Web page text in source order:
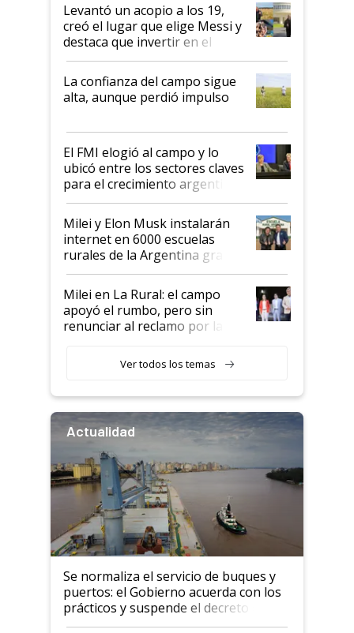
Levantó un acopio a los 19,
creó el lugar que elige Messi y
destaca que invertir en el
kirchnerismo era como "darle
plata a un hijo para droga":
Juan Félix Rossetti, el libertario
que de una dura crisis salió
de Milei
La confianza del campo sigue
alta, aunque perdió impulso
El FMI elogió al campo y lo
ubicó entre los sectores claves
para el crecimiento argentino
Milei y Elon Musk instalarán
internet en 6000 escuelas
rurales de la Argentina gracias
a un acuerdo con Starlink
Milei en La Rural: el campo
apoyó el rumbo, pero sin
renunciar al reclamo por las
Ver todos los temas
Actualidad
Se normaliza el servicio de buques y
puertos: el Gobierno acuerda con los
prácticos y suspende el decreto de
desregulación